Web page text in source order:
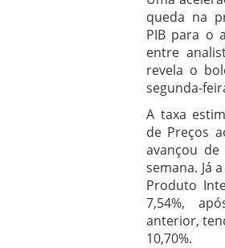
queda na
PIB para o
entre
revela o
segunda-
A taxa
de Preços
avançou de
semana. Já
Produto
7,54%,
anterior,
10,70%.